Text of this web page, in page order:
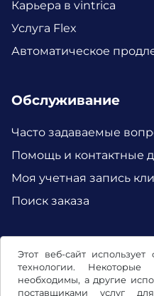
Этот веб-сайт
технологии.
необходимы, а другие
поставщиками услуг
Карьера в vintrica
Услуга Flex
Автоматическое
Обслуживание
Часто задаваемые
Помощь и контактные
Моя учетная запись
Поиск заказа
Facebook Instagram